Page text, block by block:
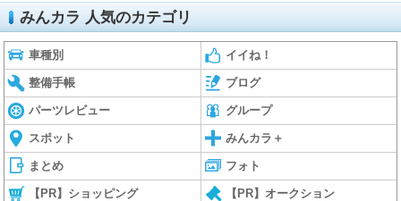
みんカラ 人気のカテゴリ
車種別 イイね！
整備手帳 ブログ
パーツレビュー グループ
スポット みんカラ＋
まとめ フォト
【PR】ショッピング 【PR】オークション